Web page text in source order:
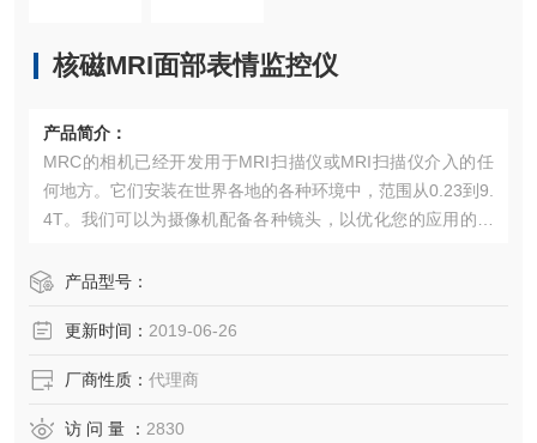
核磁MRI面部表情监控仪
产品简介：
MRC的相机已经开发用于MRI扫描仪或MRI扫描仪介入的任
何地方。它们安装在世界各地的各种环境中，范围从0.23到9.
4T。我们可以为摄像机配备各种镜头，以优化您的应用的视
典型应用：
运动跟踪
MRI室监测
优点：
产品型号：
更新时间： 2019-06-26
厂商性质： 代理商
访 问 量 ： 2830